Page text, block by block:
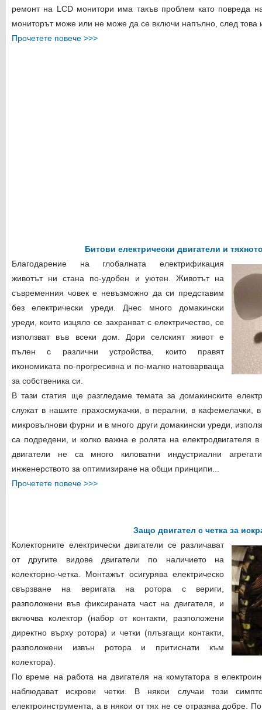
ремонт на LCD монитори има такъв проблем като повреда
мониторът може или не може да се включи напълно, след това
Прочетете повече >>>
Битови електрически двигатели и
Благодарение на глобалната електрификация
животът ни стана по-удобен и уютен. Животът на
съвременния човек е невъзможно да си представим
без електрически уреди. Днес много домакински
уреди, които изцяло се захранват с електричество, се
използват във всеки дом. Дори селският живот е
пълен с различни устройства, които правят
икономиката по-прогресивна и по-малко натоварваща
за собственика си.
В тази статия ще разгледаме темата за домакинските
служат в нашите прахосмукачки, в перални, в кафемелачки,
микровълнови фурни и в много други домакински уреди,
са подредени, и колко важна е ролята на електродвигателя в
двигатели не са много киловатни индустриални
инженерството за оптимизиране на общи принципи
Прочетете повече >>>
Защо двигател с четка за
Колекторните електрически двигатели се различават
от другите видове двигатели по наличието на
колекторно-четка. Монтажът осигурява електрическо
свързване на веригата на ротора с вериги,
разположени във фиксираната част на двигателя, и
включва колектор (набор от контакти, разположени
директно върху ротора) и четки (плъзгащи контакти,
разположени извън ротора и притиснати към
колектора).
По време на работа на двигателя на комутатора в
наблюдават искрови четки. В някои случаи този
електроинструмента, а в някои от тях не се отразява добре.